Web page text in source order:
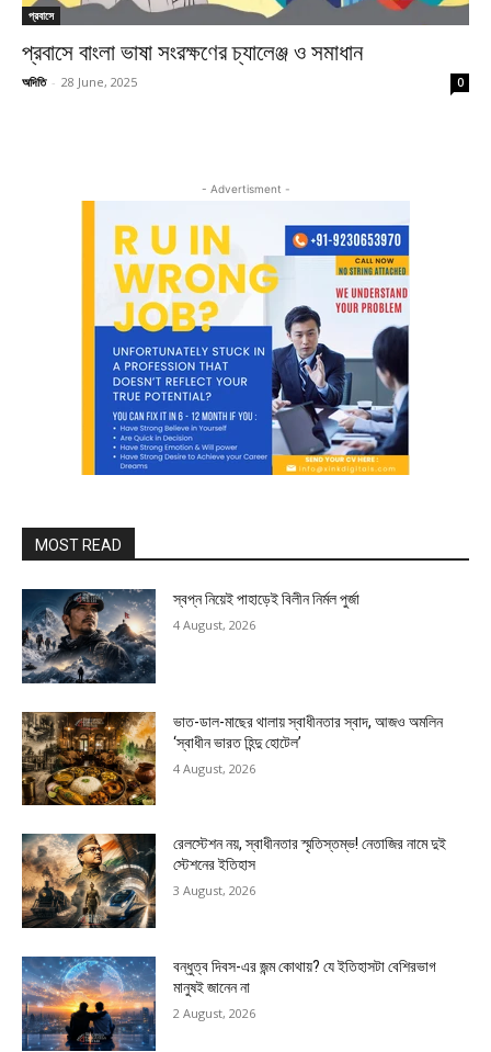
প্রবাসে
প্রবাসে বাংলা ভাষা সংরক্ষণের চ্যালেঞ্জ ও সমাধান
অদিতি - 28 June, 2025 0
- Advertisment -
MOST READ
স্বপ্ন নিয়েই পাহাড়েই বিলীন নির্মল পুর্জা
4 August, 2026
ভাত-ডাল-মাছের থালায় স্বাধীনতার স্বাদ, আজও অমলিন
‘স্বাধীন ভারত হিন্দু হোটেল’
4 August, 2026
রেলস্টেশন নয়, স্বাধীনতার স্মৃতিস্তম্ভ! নেতাজির নামে দুই
স্টেশনের ইতিহাস
3 August, 2026
বন্ধুত্ব দিবস-এর জন্ম কোথায়? যে ইতিহাসটা বেশিরভাগ
মানুষই জানেন না
2 August, 2026